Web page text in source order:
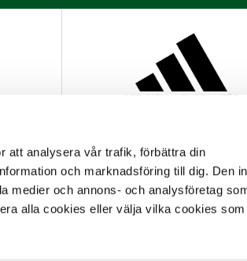
att analysera vår trafik, förbättra din
och marknadsföring till dig. Den
medier och annons- och analysföretag
alla cookies eller välja vilka cookies